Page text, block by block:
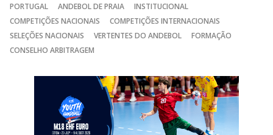
PORTUGAL
ANDEBOL DE PRAIA
INSTITUCIONAL
COMPETIÇÕES NACIONAIS
COMPETIÇÕES INTERNACIONAIS
SELEÇÕES NACIONAIS
VERTENTES DO ANDEBOL
FORMAÇÃO
CONSELHO ARBITRAGEM